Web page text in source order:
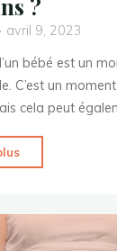
?
avril 9, 2023
bébé est un
C’est un
cela peut
différents
d’accouchement